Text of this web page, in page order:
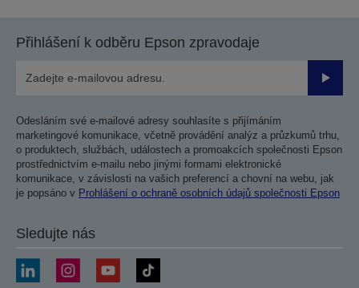
Přihlášení k odběru Epson zpravodaje
Odesláním své e-mailové adresy souhlasíte s přijímáním
marketingové komunikace, včetně provádění analýz a průzkumů trhu,
o produktech, službách, událostech a promoakcích společnosti Epson
prostřednictvím e-mailu nebo jinými formami elektronické
komunikace, v závislosti na vašich preferencí a chovní na webu, jak
je popsáno v Prohlášení o ochraně osobních údajů společnosti Epson
Sledujte nás